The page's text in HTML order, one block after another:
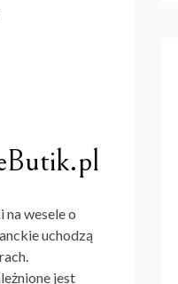
wesele o
uchodzą
jest